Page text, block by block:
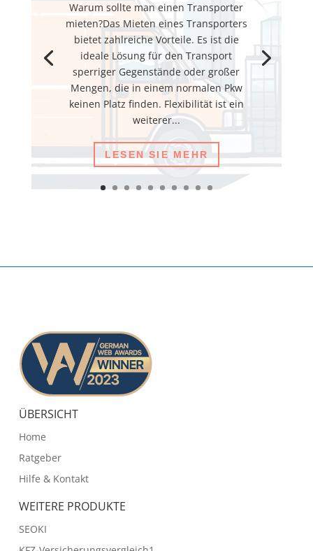
Warum sollte man einen Transporter
mieten?Das Mieten eines Transporters
bietet zahlreiche Vorteile. Es ist die
ideale Lösung für den Transport
sperriger Gegenstände oder großer
Mengen, die in einem normalen Pkw
keinen Platz finden. Flexibilität ist ein
weiterer...
LESEN SIE MEHR
ÜBERSICHT
Home
Ratgeber
Hilfe & Kontakt
WEITERE PRODUKTE
SEOKI